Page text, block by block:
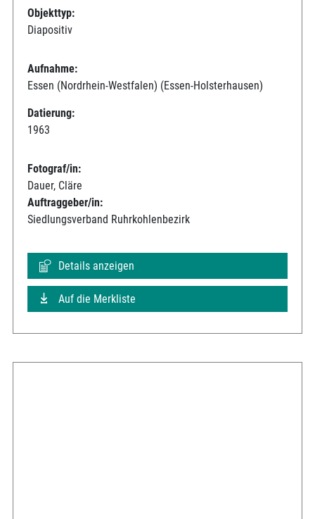
Objekttyp:
Diapositiv
Aufnahme:
Essen (Nordrhein-Westfalen) (Essen-Holsterhausen)
Datierung:
1963
Fotograf/in:
Dauer, Cläre
Auftraggeber/in:
Siedlungsverband Ruhrkohlenbezirk
Details anzeigen
Auf die Merkliste